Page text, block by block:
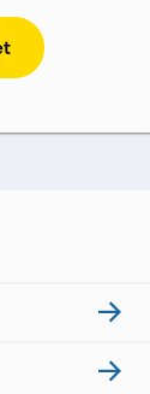
För
uppgifter.
ditt
mina